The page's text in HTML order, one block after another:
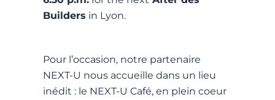
Builders in Lyon.
Pour l’occasion, notre partenaire
NEXT-U nous accueille dans un lieu
inédit : le NEXT-U Café, en plein coeur